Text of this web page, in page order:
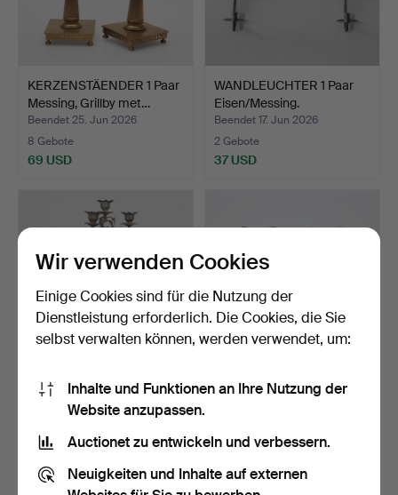
KERZENSTÄENDER 1 Paar
Messing, Grillby met…
Beendet 25. Jun 2026
8 Gebote
69 USD
WANDLEUCHTER 1 Paar
Eisen/Messing.
Beendet 17. Jun 2026
2 Gebote
37 USD
KERZENSTÄNDER Metall.
Beendet 17. Jun 2026
2 Gebote
ERIC LÖFMAN.
KERZENLEUCHTER Paar
7 Gebote
Wir verwenden Cookies
Einige Cookies sind für die Nutzung der
Dienstleistung erforderlich. Die Cookies, die Sie
selbst verwalten können, werden verwendet, um:
Inhalte und Funktionen an Ihre Nutzung der
Website anzupassen.
Auctionet zu entwickeln und verbessern.
Neuigkeiten und Inhalte auf externen